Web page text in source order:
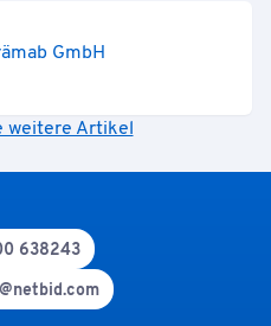
GmbH
weitere Artikel
638243